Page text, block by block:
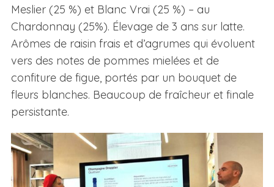
Meslier (25 %) et Blanc Vrai (25 %) – au
Chardonnay (25%). Élevage de 3 ans sur latte.
Arômes de raisin frais et d’agrumes qui évoluent
vers des notes de pommes mielées et de
confiture de figue, portés par un bouquet de
fleurs blanches. Beaucoup de fraîcheur et finale
persistante.